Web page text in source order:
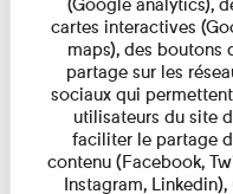
cartes interactives
maps), des boutons
partage sur les
sociaux qui
utilisateurs du site
faciliter le partage
contenu (Facebook,
Instagram, Linkedin),